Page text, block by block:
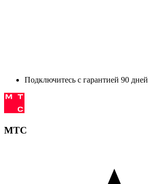
Подключитесь с гарантией 90 дней
МТС